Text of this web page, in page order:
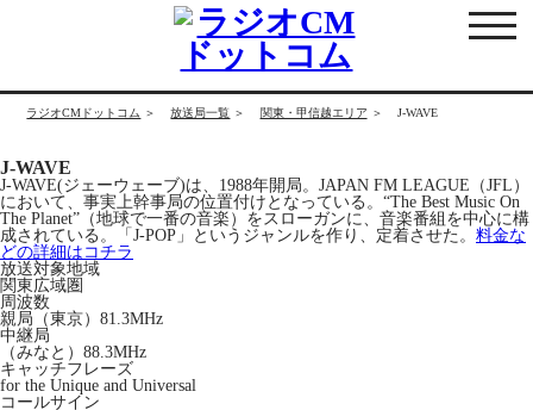
ラジオCMドットコム 放送局一覧 関東・甲信越エリア J-WAVE
J-WAVE
J-WAVE(ジェーウェーブ)は、1988年開局。JAPAN FM LEAGUE（JFL）
において、事実上幹事局の位置付けとなっている。“The Best Music On
The Planet”（地球で一番の音楽）をスローガンに、音楽番組を中心に構
成されている。「J-POP」というジャンルを作り、定着させた。 料金な
どの詳細はコチラ
放送対象地域
関東広域圏
周波数
親局 （東京）81.3MHz
中継局
（みなと）88.3MHz
キャッチフレーズ
for the Unique and Universal
コールサイン